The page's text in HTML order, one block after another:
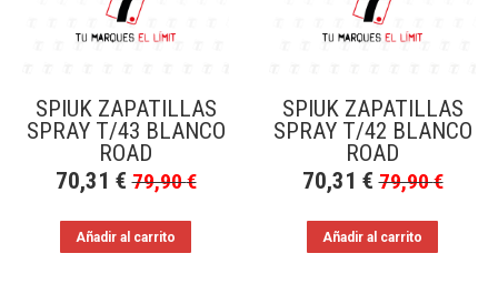
SPIUK ZAPATILLAS
SPRAY T/43 BLANCO
ROAD
70,31 € 79,90€
Añadir al carrito
SPIUK ZAPATILLAS
SPRAY T/42 BLANCO
ROAD
70,31 € 79,90€
Añadir al carrito